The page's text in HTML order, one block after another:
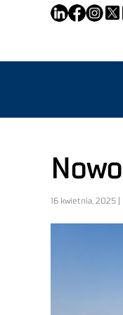
16 kwietnia, 2025 |